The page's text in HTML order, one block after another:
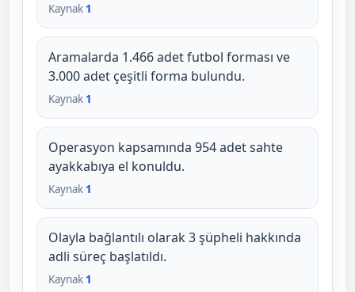
Kaynak 1
Aramalarda 1.466 adet futbol forması ve
3.000 adet çeşitli forma bulundu.
Kaynak 1
Operasyon kapsamında 954 adet sahte
ayakkabıya el konuldu.
Kaynak 1
Olayla bağlantılı olarak 3 şüpheli hakkında
adli süreç başlatıldı.
Kaynak 1